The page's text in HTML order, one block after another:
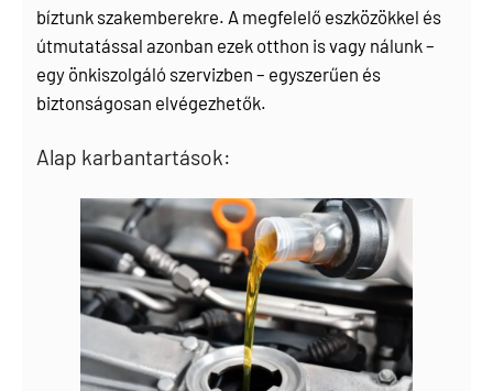
bíztunk szakemberekre. A megfelelő eszközökkel és
útmutatással azonban ezek otthon is vagy nálunk –
egy önkiszolgáló szervizben – egyszerűen és
biztonságosan elvégezhetők.
Alap karbantartások: